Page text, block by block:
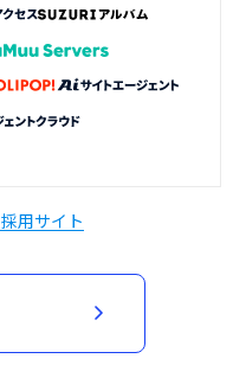
採用サイト